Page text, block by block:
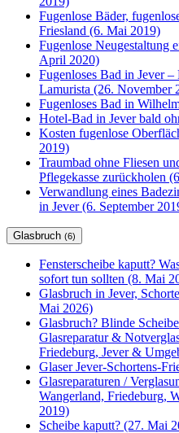
Fugenlose Bäder,
Friesland (6. Mai 2019)
Fugenlose Neugestaltung
April 2020)
Fugenloses Bad in Jever
Lamurista (26. November
Fugenloses Bad in
Hotel-Bad in Jever bald
Kosten fugenlose
2019)
Traumbad ohne Fliesen
Pflegekasse zurückholen
Verwandlung eines
in Jever (6. September
Glasbruch (6)
Fensterscheibe kaputt?
sofort tun sollten (8. Mai
Glasbruch in Jever,
Mai 2026)
Glasbruch? Blinde
Glasreparatur &
Friedeburg, Jever &
Glaser Jever-Schortens-
Glasreparaturen /
Wangerland, Friedeburg,
2019)
Scheibe kaputt? (27. Mai